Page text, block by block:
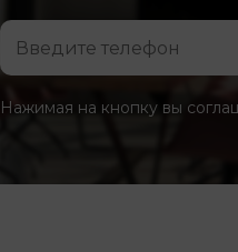
Нажимая на кнопку вы